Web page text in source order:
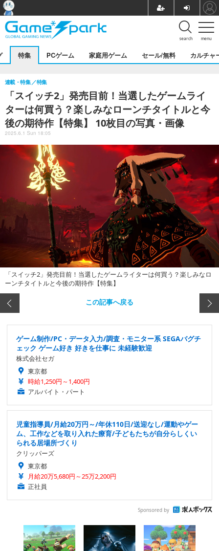
menu
search
特集 PCゲーム 家庭用ゲーム セール/無料 カルチャ
「スイッチ2」発売目前！当選したゲームライ
ターは何買う？楽しみなローンチタイトルと今
後の期待作【特集】 10枚目の写真・画像
連載・特集 特集
2025.6.1 Sun 18:05
「スイッチ2」発売目前！当選したゲームライターは何買う？楽しみなロ
ーンチタイトルと今後の期待作【特集】
この記事へ戻る
ゲーム制作/PC・データ入力/調査・モニター系 SEGAバグチ
ェック ゲーム好き 好きを仕事に 未経験歓迎
株式会社セガ
東京都
時給1,250円～1,400円
アルバイト・パート
児童指導員/月給20万円～/年休110日/送迎なし/運動やゲー
ム、工作などを取り入れた療育/子どもたちが自分らしくい
られる居場所づくり
クリッパーズ
東京都
月給20万5,680円～25万2,200円
正社員
Sponsored by